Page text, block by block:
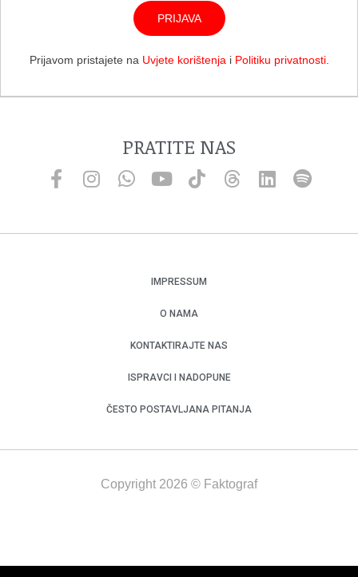
PRIJAVA
Prijavom pristajete na Uvjete korištenja i Politiku privatnosti.
PRATITE NAS
IMPRESSUM
O NAMA
KONTAKTIRAJTE NAS
ISPRAVCI I NADOPUNE
ČESTO POSTAVLJANA PITANJA
Copyright 2026 © Faktograf